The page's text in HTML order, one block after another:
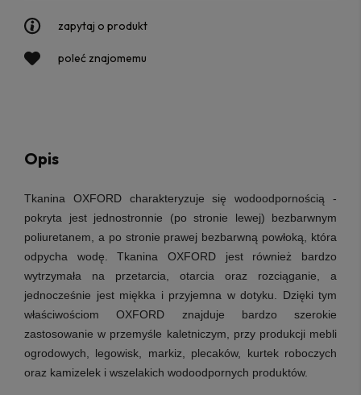
zapytaj o produkt
poleć znajomemu
Opis
Tkanina OXFORDcharakteryzuje się wodoodpornością -
pokryta jest jednostronnie (po stronie lewej) bezbarwnym
poliuretanem, a po stronie prawej bezbarwną powłoką, która
odpycha wodę. Tkanina OXFORD jest również bardzo
wytrzymała na przetarcia, otarcia oraz rozciąganie, a
jednocześnie jest miękka i przyjemna w dotyku. Dzięki tym
właściwościom OXFORD znajduje bardzo szerokie
zastosowanie w przemyśle kaletniczym, przy produkcji mebli
ogrodowych, legowisk, markiz, plecaków, kurtek roboczych
oraz kamizelek i wszelakich wodoodpornych produktów.